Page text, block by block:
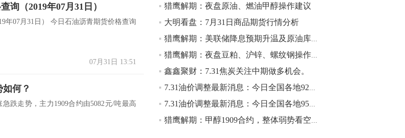
询（2019年07月31日）
年07月31日） 今日石油沥青期货价格查询
07月31日 13:51
何？
跌走势，主力1909合约由5082元/吨最高
10:43
【行情】油脂油料期货表现抢眼，豆二期
2.5%，棕榈油涨近2%，菜粕涨1.54%。
10:17
【研报精选】国内期货机构对8月5日的原
油期货走势预测
猎鹰解期：夜盘原油、燃油甲醇操作建议
大明看盘：7月31日商品期货行情分析
猎鹰解期：美联储降息预期升温及原油库存下跌提振油价；国内夜盘涨跌参半，铁矿领涨EG领跌
猎鹰解期：夜盘豆粕、沪锌、螺纹钢操作建议
鑫鑫聚财：7.31焦炭关注中期做多机会。
7.31油价调整最新消息：今日全国各地92号汽油价格查询一览
7.31油价调整最新消息：今日全国各地95号汽油价格查询一览
猎鹰解期：甲醇1909合约，整体弱势看空，冲高2085-2102区间分批进场空单